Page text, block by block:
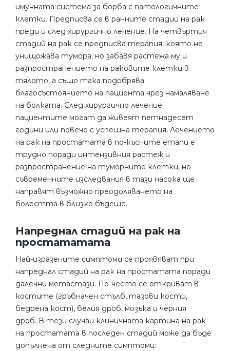
имунната система за борба с патологичните
клетки. Предписва се в ранните стадии на рак
преди и след хирургично лечение. На четвъртия
стадий на рак се предписва терапия, която не
унищожава тумора, но забавя растежа му и
разпространението на раковите клетки в
тялото, а също така подобрява
благосъстоянието на пациента чрез намаляване
на болката. След хирургично лечение
пациентите могат да живеят петнадесет
години или повече с успешна терапия. Лечението
на рак на простатата в по-късните етапи е
трудно поради интензивния растеж и
разпространение на туморните клетки, но
съвременните изследвания в тази насока ще
направят възможно преодоляването на
болестта в близко бъдеще.
Напреднал стадий на рак на
простататата
Най-изразените симптоми се проявяват при
напреднал стадий на рак на простатата поради
далечни метастази. По-често се откриват в
костите (гръбначен стълб, тазови кости,
бедрена кост), белия дроб, мозъка и черния
дроб. В тези случаи клиничната картина на рак
на простатата в последен стадий може да бъде
допълнена от следните симптоми: